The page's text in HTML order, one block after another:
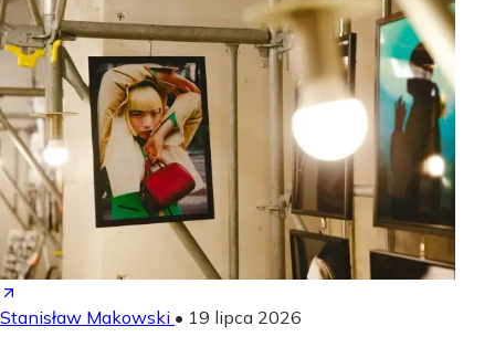
Stanisław Makowski • 19 lipca 2026